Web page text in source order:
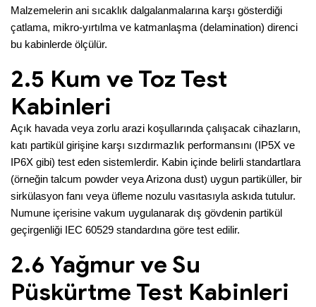
Malzemelerin ani sıcaklık dalgalanmalarına karşı gösterdiği
çatlama, mikro-yırtılma ve katmanlaşma (delamination) direnci
bu kabinlerde ölçülür.
2.5 Kum ve Toz Test
Kabinleri
Açık havada veya zorlu arazi koşullarında çalışacak cihazların,
katı partikül girişine karşı sızdırmazlık performansını (IP5X ve
IP6X gibi) test eden sistemlerdir. Kabin içinde belirli standartlara
(örneğin talcum powder veya Arizona dust) uygun partiküller, bir
sirkülasyon fanı veya üfleme nozulu vasıtasıyla askıda tutulur.
Numune içerisine vakum uygulanarak dış gövdenin partikül
geçirgenliği IEC 60529 standardına göre test edilir.
2.6 Yağmur ve Su
Püskürtme Test Kabinleri